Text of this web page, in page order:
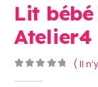
Lit
Atelier4
( Il